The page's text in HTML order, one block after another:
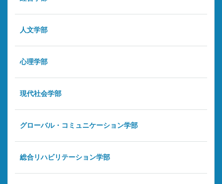
人文学部
心理学部
現代社会学部
グローバル・コミュニケーション学部
総合リハビリテーション学部